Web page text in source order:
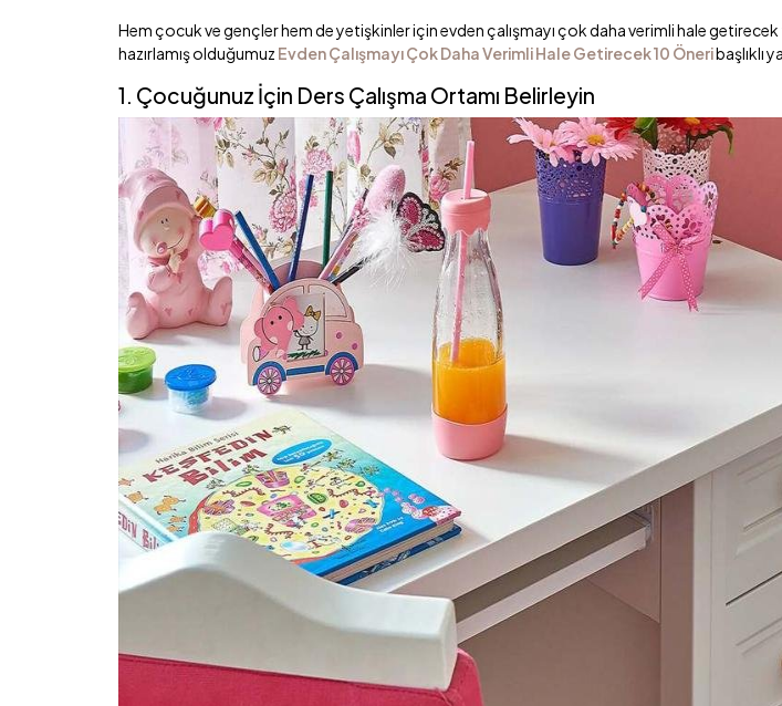
Hem çocuk ve gençler hem de yetişkinler için evden çalışmayı çok daha verimli hale
hazırlamış olduğumuz Evden Çalışmayı Çok Daha Verimli Hale Getirecek 10 Öneribaşlıklı
1. Çocuğunuz İçin Ders Çalışma Ortamı Belirleyin